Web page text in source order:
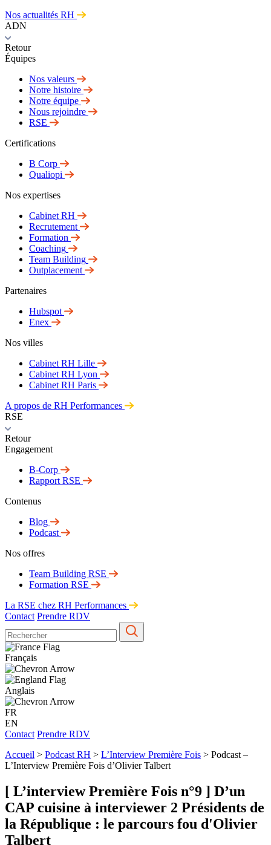
Nos actualités RH
ADN
Retour
Équipes
Nos valeurs
Notre histoire
Notre équipe
Nous rejoindre
RSE
Certifications
B Corp
Qualiopi
Nos expertises
Cabinet RH
Recrutement
Formation
Coaching
Team Building
Outplacement
Partenaires
Hubspot
Enex
Nos villes
Cabinet RH Lille
Cabinet RH Lyon
Cabinet RH Paris
A propos de RH Performances
RSE
Retour
Engagement
B-Corp
Rapport RSE
Contenus
Blog
Podcast
Nos offres
Team Building RSE
Formation RSE
La RSE chez RH Performances
Contact Prendre RDV
Français
Anglais
FR
EN
Contact Prendre RDV
Accueil > Podcast RH > L’Interview Première Fois > Podcast –
L’Interview Première Fois d’Olivier Talbert
[ L’interview Première Fois n°9 ] D’un
CAP cuisine à interviewer 2 Présidents de
la République : le parcours fou d'Olivier
Talbert